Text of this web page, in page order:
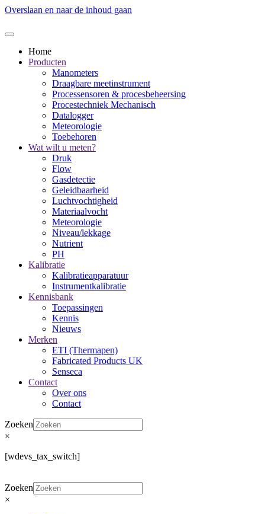
Overslaan en naar de inhoud gaan
Home
Producten
Manometers
Draagbare meetinstrument
Processensoren & procesbeheersing
Procestechniek Mechanisch
Datalogger
Meteorologie
Toebehoren
Wat wilt u meten?
Druk
Flow
Gasdetectie
Geleidbaarheid
Luchtvochtigheid
Materiaalvocht
Meteorologie
Niveau/lekkage
Nutrient
PH
Kalibratie
Kalibratieapparatuur
Instrumentkalibratie
Kennisbank
Toepassingen
Kennis
Nieuws
Merken
ETI (Thermapen)
Fabricated Products UK
Senseca
Contact
Over ons
Contact
Zoeken
×
[wdevs_tax_switch]
Zoeken
×